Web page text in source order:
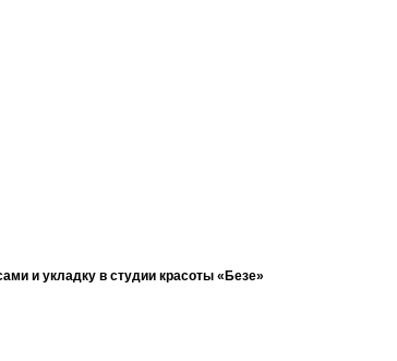
и укладку в студии красоты «Безе»